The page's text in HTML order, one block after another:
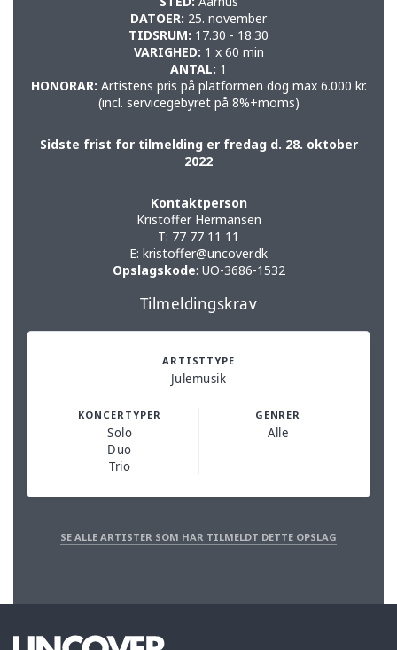
DATOER: 25. november
TIDSRUM: 17.30 - 18.30
VARIGHED: 1 x 60 min
ANTAL: 1
HONORAR: Artistens pris på platformen dog max 6.000 kr.
(incl. servicegebyret på 8%+moms)
Sidste frist for tilmelding er fredag d. 28. oktober
2022
Kontaktperson
Kristoffer Hermansen
T: 77 77 11 11
E: kristoffer@uncover.dk
Opslagskode: UO-3686-1532
Tilmeldingskrav
ARTISTTYPE
Julemusik
KONCERTYPER
Solo
Duo
Trio
GENRER
Alle
SE ALLE ARTISTER SOM HAR TILMELDT DETTE OPSLAG